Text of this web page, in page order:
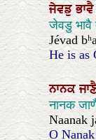
ਜੇਵਡੁ
जेवडु भावै
Jévad
He is as
ਨਾਨਕ
नानक
Naanak
O